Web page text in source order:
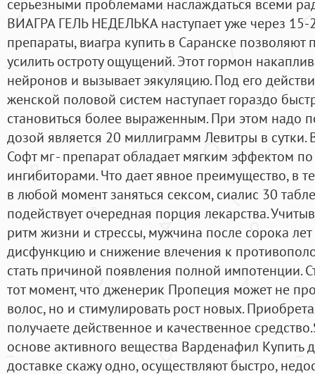
ВИАГРА ГЕЛЬ НЕДЕЛЬКА наступает уже через 15-
препараты, виагра купить в Саранске позволяют
усилить остроту ощущений. Этот гормон
нейронов и вызывает эякуляцию. Под его
женской половой систем наступает гораздо
становиться более выраженным. При этом надо
дозой является 20 миллиграмм Левитры в сутки.
Софт мг - препарат обладает мягким эффектом
ингибиторами. Что дает явное преимущество, в
в любой момент заняться сексом, сиалис 30
подействует очередная порция лекарства.
ритм жизни и стрессы, мужчина после сорока
дисфункцию и снижение влечения к
стать причиной появления полной импотенции.
тот момент, что дженерик Пропеция может не
волос, но и стимулировать рост новых.
получаете действенное и качественное
основе активного вещества Варденафил Купить
доставке скажу одно, осуществляют быстро,